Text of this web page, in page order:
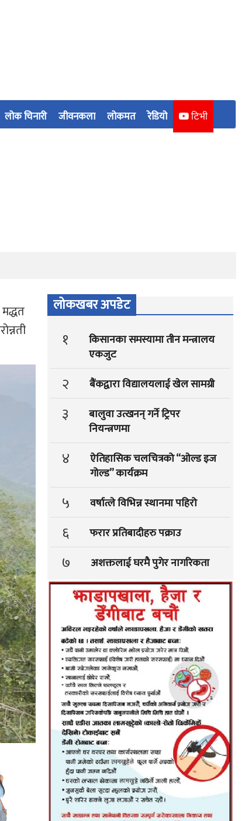
लोक चिनारी जीवनकला लोकमत रेडियो टिभी
लोकखबर अपडेट
१
किसानका समस्यामा तीन मन्त्रालय
एकजुट
२ बैंकद्वारा विद्यालयलाई खेल सामग्री
३
बालुवा उत्खनन् गर्ने ट्रिपर
नियन्त्रणमा
४
ऐतिहासिक चलचित्रको “ओल्ड इज
गोल्ड” कार्यक्रम
५ वर्षात्ले विभिन्न स्थानमा पहिरो
६ फरार प्रतिबादीहरु पक्राउ
७ अशक्तलाई घरमै पुगेर नागरिकता